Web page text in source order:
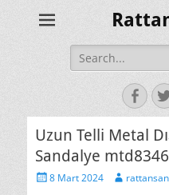
Search
for:
Uzun Telli Metal
Sandalye mtd8346
Posted8 Mart 2024 Author